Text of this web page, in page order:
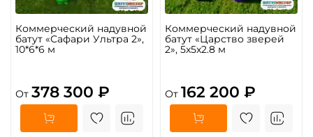
Коммерческий надувной
батут «Сафари Ультра 2»,
10*6*6 м
От 378 300 ₽
Коммерческий надувной
батут «Царство зверей
2», 5x5x2.8 м
От 162 200 ₽